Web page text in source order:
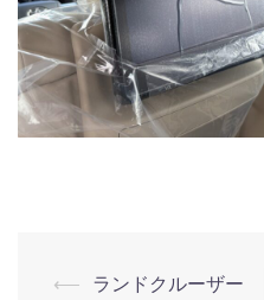
⟵
ランドクルーザー